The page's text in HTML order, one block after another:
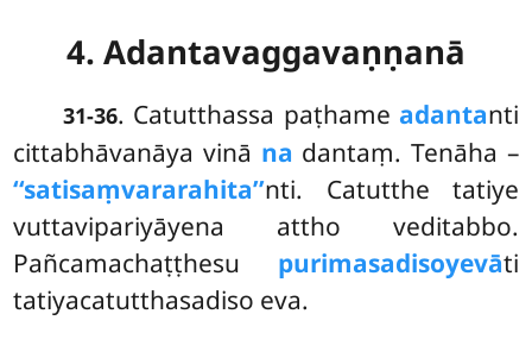
4. Adantavaggavaṇṇanā
31-36. Catutthassa paṭhame adantanti
cittabhāvanāya vinā na dantaṃ. Tenāha –
‘‘satisaṃvararahita’’nti. Catutthe tatiye
vuttavipariyāyena attho veditabbo.
Pañcamachaṭṭhesu purimasadisoyevāti
tatiyacatutthasadiso eva.